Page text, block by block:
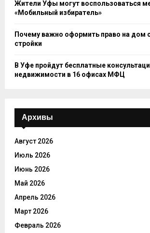
Жители Уфы могут воспользоваться
«Мобильный избиратель»
Почему важно оформить право на дом
стройки
В Уфе пройдут бесплатные
недвижимости в 16 офисах МФЦ
Архивы
Август 2026
Июль 2026
Июнь 2026
Май 2026
Апрель 2026
Март 2026
Февраль 2026